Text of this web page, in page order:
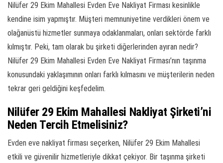
Nilüfer 29 Ekim Mahallesi Evden Eve Nakliyat Firması kesinlikle
kendine isim yapmıştır. Müşteri memnuniyetine verdikleri önem ve
olağanüstü hizmetler sunmaya odaklanmaları, onları sektörde farklı
kılmıştır. Peki, tam olarak bu şirketi diğerlerinden ayıran nedir?
Nilüfer 29 Ekim Mahallesi Evden Eve Nakliyat Firması’nın taşınma
konusundaki yaklaşımının onları farklı kılmasını ve müşterilerin neden
tekrar geri geldiğini keşfedelim.
Nilüfer 29 Ekim Mahallesi Nakliyat Şirketi’ni
Neden Tercih Etmelisiniz?
Evden eve nakliyat firması seçerken, Nilüfer 29 Ekim Mahallesi
etkili ve güvenilir hizmetleriyle dikkat çekiyor. Bir taşınma şirketi